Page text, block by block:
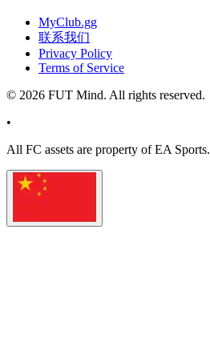
MyClub.gg
联系我们
Privacy Policy
Terms of Service
© 2026 FUT Mind. All rights reserved.
•
All FC assets are property of EA Sports.